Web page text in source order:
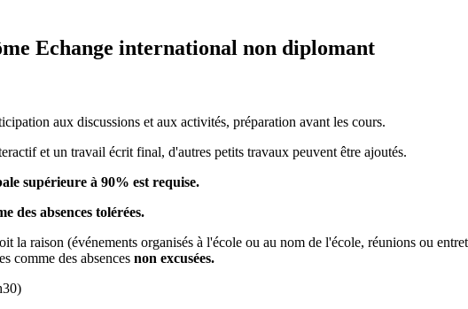
Echange international non diplomant
aux discussions et aux activités, préparation avant les cours.
et un travail écrit final, d'autres petits travaux peuvent être ajoutés.
supérieure à 90% est requise.
des absences tolérées.
la raison (événements organisés à l'école ou au nom de l'école, réunions ou
comme des absences non excusées.